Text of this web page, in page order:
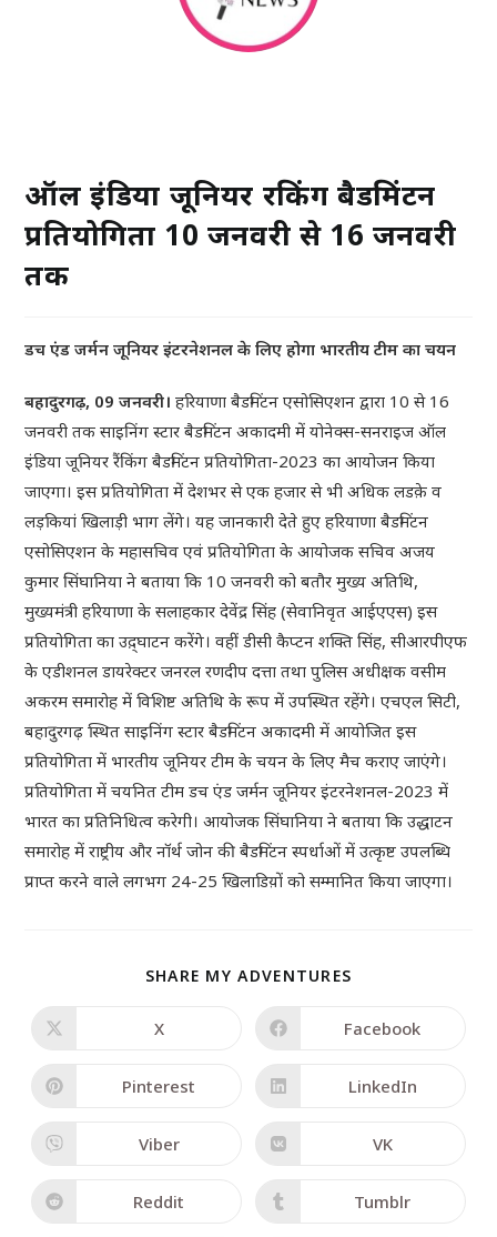
ऑल इंडिया जूनियर रैंकिंग बैडमिंटन
प्रतियोगिता 10 जनवरी से 16 जनवरी
तक
डच एंड जर्मन जूनियर इंटरनेशनल के लिए होगा भारतीय टीम का चयन
बहादुरगढ़, 09 जनवरी।हरियाणा बैडमिंटन एसोसिएशन द्वारा 10 से 16
जनवरी तक साइनिंग स्टार बैडमिंटन अकादमी में योनेक्स-सनराइज ऑल
इंडिया जूनियर रैंकिंग बैडमिंटन प्रतियोगिता-2023 का आयोजन किया
जाएगा। इस प्रतियोगिता में देशभर से एक हजार से भी अधिक लडक़े व
लड़कियां खिलाड़ी भाग लेंगे। यह जानकारी देते हुए हरियाणा बैडमिंटन
एसोसिएशन के महासचिव एवं प्रतियोगिता के आयोजक सचिव अजय
कुमार सिंघानिया ने बताया कि 10 जनवरी को बतौर मुख्य अतिथि,
मुख्यमंत्री हरियाणा के सलाहकार देवेंद्र सिंह (सेवानिवृत आईएएस) इस
प्रतियोगिता का उद़्घाटन करेंगे। वहीं डीसी कैप्टन शक्ति सिंह, सीआरपीएफ
के एडीशनल डायरेक्टर जनरल रणदीप दत्ता तथा पुलिस अधीक्षक वसीम
अकरम समारोह में विशिष्ट अतिथि के रूप में उपस्थित रहेंगे। एचएल सिटी,
बहादुरगढ़ स्थित साइनिंग स्टार बैडमिंटन अकादमी में आयोजित इस
प्रतियोगिता में भारतीय जूनियर टीम के चयन के लिए मैच कराए जाएंगे।
प्रतियोगिता में चयनित टीम डच एंड जर्मन जूनियर इंटरनेशनल-2023 में
भारत का प्रतिनिधित्व करेगी। आयोजक सिंघानिया ने बताया कि उद्धाटन
समारोह में राष्ट्रीय और नॉर्थ जोन की बैडमिंटन स्पर्धाओं में उत्कृष्ट उपलब्धि
प्राप्त करने वाले लगभग 24-25 खिलाडिय़ों को सम्मानित किया जाएगा।
SHARE MY ADVENTURES
X Facebook
Pinterest LinkedIn
Viber VK
Reddit Tumblr